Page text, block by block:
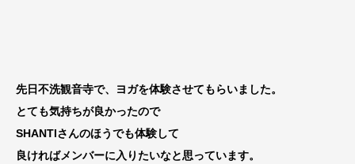
先日不洗観音寺で、ヨガを体験させてもらいました。
とても気持ちが良かったので
SHANTIさんのほうでも体験して
良ければメンバーに入りたいなと思っています。